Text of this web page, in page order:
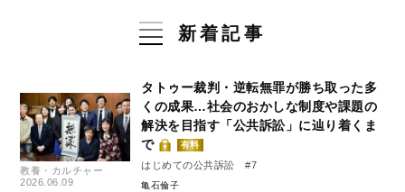
新着記事
教養・カルチャー
2026.06.09
タトゥー裁判・逆転無罪が勝ち取った多
くの成果…社会のおかしな制度や課題の
解決を目指す「公共訴訟」に辿り着くま
で
有料
はじめての公共訴訟 #7
亀石倫子